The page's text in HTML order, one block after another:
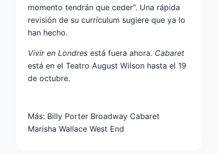
momento tendrán que ceder". Una rápida
revisión de su currículum sugiere que ya lo
han hecho.
Vivir en Londres está fuera ahora. Cabaret
está en el Teatro August Wilson hasta el 19
de octubre.
Más: Billy Porter Broadway Cabaret
Marisha Wallace West End